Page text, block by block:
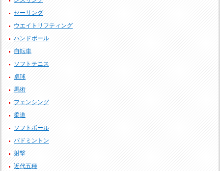
セーリング
ウエイトリフティング
ハンドボール
自転車
ソフトテニス
卓球
馬術
フェンシング
柔道
ソフトボール
バドミントン
射撃
近代五種